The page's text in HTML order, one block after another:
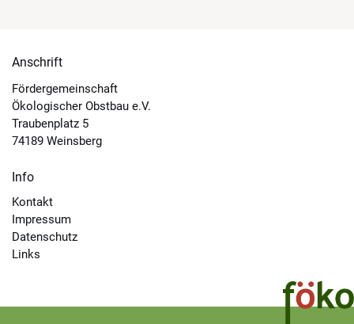
Anschrift
Fördergemeinschaft
Ökologischer Obstbau e.V.
Traubenplatz 5
74189 Weinsberg
Info
Kontakt
Impressum
Datenschutz
Links